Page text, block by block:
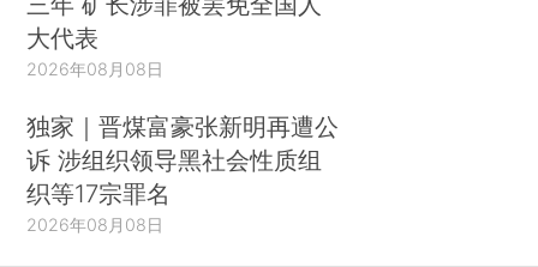
大代表
2026年08月08日
独家｜晋煤富豪张新明再遭公
诉 涉组织领导黑社会性质组
织等17宗罪名
2026年08月08日